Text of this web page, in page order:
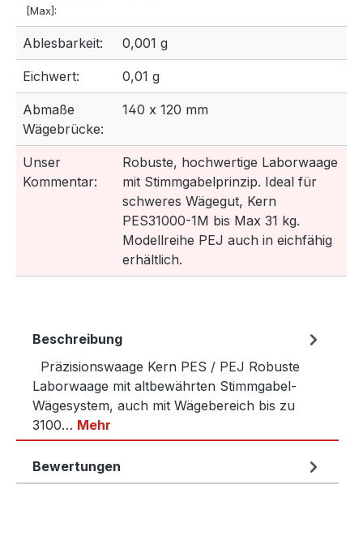
[Max]:
Ablesbarkeit: 0,001 g
Eichwert: 0,01 g
Abmaße
Wägebrücke:
140 x 120 mm
Unser
Kommentar:
Robuste, hochwertige Laborwaage
mit Stimmgabelprinzip. Ideal für
schweres Wägegut, Kern
PES31000-1M bis Max 31 kg.
Modellreihe PEJ auch in eichfähig
erhältlich.
Beschreibung
Präzisionswaage Kern PES / PEJ Robuste
Laborwaage mit altbewährten Stimmgabel-
Wägesystem, auch mit Wägebereich bis zu
3100… Mehr
Bewertungen